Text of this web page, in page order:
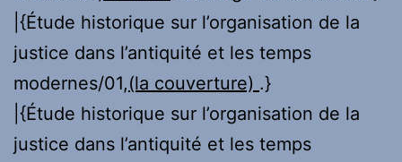
|{Étude historique sur l’organisation de la
justice dans l’antiquité et les temps
modernes/01,(la couverture) .}
|{Étude historique sur l’organisation de la
justice dans l’antiquité et les temps